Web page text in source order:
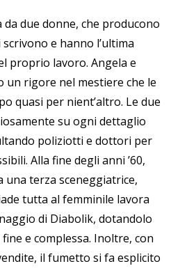
due donne, che producono
e hanno l’ultima
proprio lavoro. Angela e
un rigore nel mestiere che le
quasi per nient’altro. Le due
su ogni dettaglio
poliziotti e dottori per
Alla fine degli anni ’60,
una terza sceneggiatrice,
tutta al femminile lavora
di Diabolik, dotandolo
e complessa. Inoltre, con
il fumetto si fa esplicito